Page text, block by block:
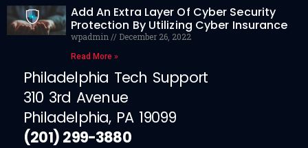
Add An Extra Layer Of Cyber Security
Protection By Utilizing Cyber Insurance
wpadmin December 26, 2022
Read More »
Philadelphia Tech Support
310 3rd Avenue
Philadelphia, PA 19099
(201) 299-3880